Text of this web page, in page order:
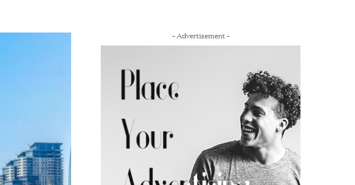
– Advertisement –